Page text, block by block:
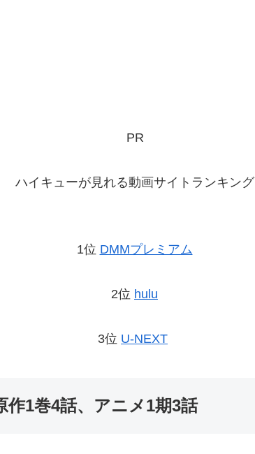
PR
ハイキューが見れる動画サイトランキング
1位 DMMプレミアム
2位 hulu
3位 U-NEXT
作1巻4話、アニメ1期3話